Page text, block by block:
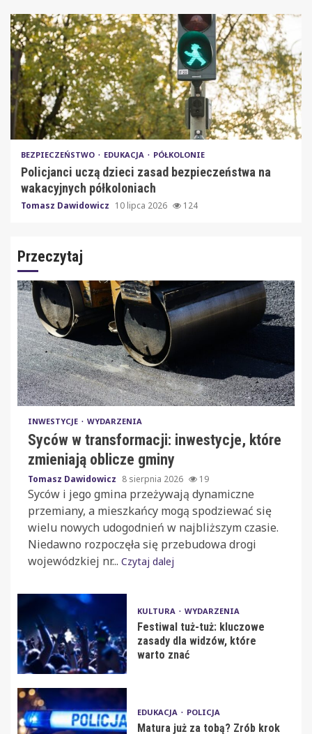
BEZPIECZEŃSTWO EDUKACJA PÓŁKOLONIE
Policjanci uczą dzieci zasad bezpieczeństwa na
wakacyjnych półkoloniach
Tomasz Dawidowicz 10 lipca 2026 124
Przeczytaj
INWESTYCJE WYDARZENIA
Syców w transformacji: inwestycje, które
zmieniają oblicze gminy
Tomasz Dawidowicz 8 sierpnia 2026 19
Syców i jego gmina przeżywają dynamiczne
przemiany, a mieszkańcy mogą spodziewać się
wielu nowych udogodnień w najbliższym czasie.
Niedawno rozpoczęła się przebudowa drogi
wojewódzkiej nr... Czytaj dalej
KULTURA WYDARZENIA
Festiwal tuż-tuż: kluczowe
zasady dla widzów, które
warto znać
EDUKACJA POLICJA
Matura już za tobą? Zrób krok